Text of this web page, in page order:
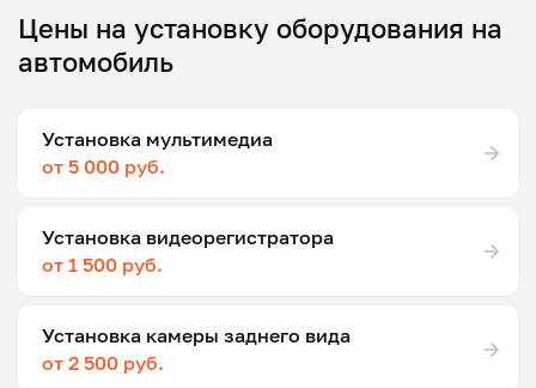
Цены на установку оборудования на
автомобиль
Установка мультимедиа
от 5 000 руб.
Установка видеорегистратора
от 1 500 руб.
Установка камеры заднего вида
от 2 500 руб.